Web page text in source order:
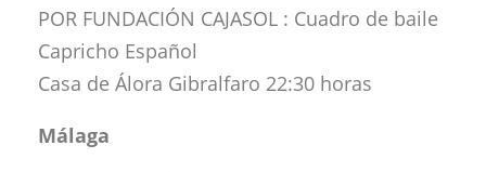
POR FUNDACIÓN CAJASOL : Cuadro de baile
Capricho Español
Casa de Álora Gibralfaro 22:30 horas
Málaga